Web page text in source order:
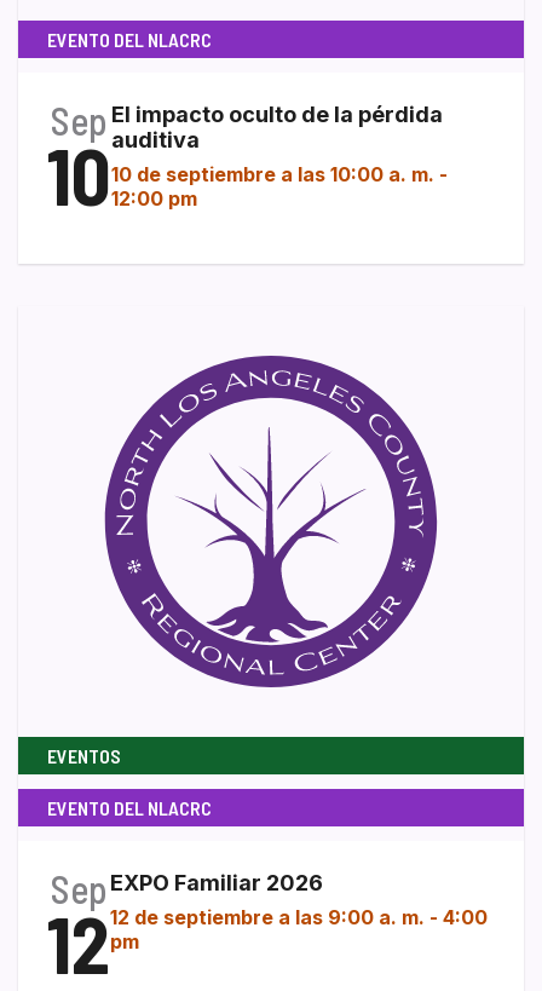
EVENTO DEL NLACRC
Sep
10
El impacto oculto de la pérdida
auditiva
10 de septiembre a las 10:00 a. m. -
12:00 pm
EVENTOS
EVENTO DEL NLACRC
Sep
12
EXPO Familiar 2026
12 de septiembre a las 9:00 a. m. - 4:00
pm